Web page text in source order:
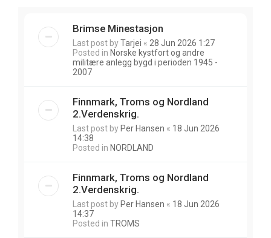
Brimse Minestasjon
Last post byTarjei « 28 Jun 2026 1:27
Posted in Norske kystfort og andre
militære anlegg bygd i perioden 1945 -
2007
Finnmark, Troms og Nordland
2.Verdenskrig.
Last post by Per Hansen « 18 Jun 2026
14:38
Posted in NORDLAND
Finnmark, Troms og Nordland
2.Verdenskrig.
Last post by Per Hansen « 18 Jun 2026
14:37
Posted in TROMS